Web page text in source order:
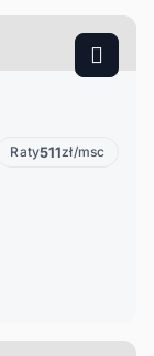
Raty511zł/msc